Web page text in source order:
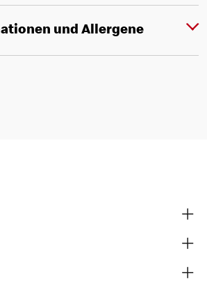
und Allergene